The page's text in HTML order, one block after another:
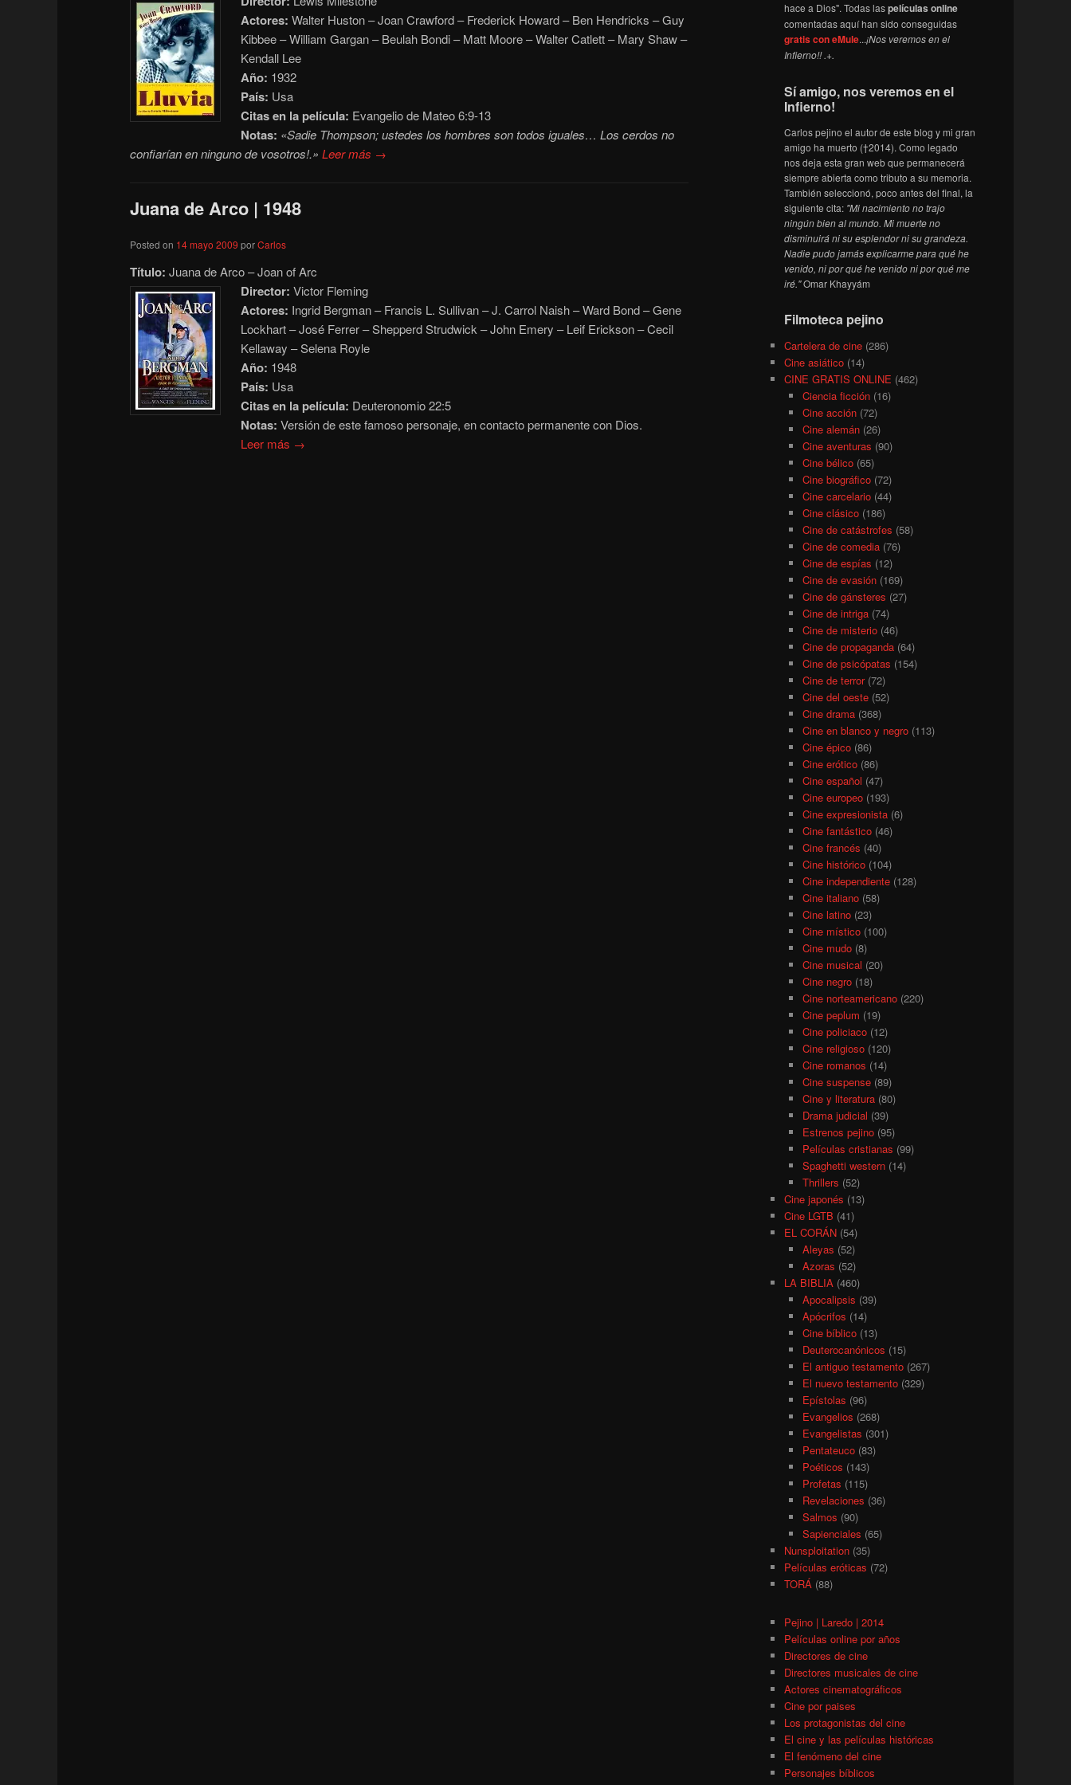
Actores: Walter Huston – Joan Crawford – Frederick Howard – Ben Hendricks – Guy
Kibbee – William Gargan – Beulah Bondi – Matt Moore – Walter Catlett – Mary Shaw –
Kendall Lee
Año: 1932
País: Usa
Citas en la película: Evangelio de Mateo 6:9-13
Notas: «Sadie Thompson; ustedes los hombres son todos iguales… Los cerdos no
confiarían en ninguno de vosotros!.»Leer más →
Juana de Arco | 1948
Posted on 14 mayo 2009 porCarlos
Título: Juana de Arco – Joan of Arc
Director: Victor Fleming
Actores: Ingrid Bergman – Francis L. Sullivan – J. Carrol Naish – Ward Bond – Gene
Lockhart – José Ferrer – Shepperd Strudwick – John Emery – Leif Erickson – Cecil
Kellaway – Selena Royle
Año: 1948
País: Usa
Citas en la película: Deuteronomio 22:5
Notas: Versión de este famoso personaje, en contacto permanente con Dios.
Leer más →
hace a Dios". Todas laspelículas online
comentadas aquí han sido conseguidas
gratis con eMule...¡Nos veremos en el
Infierno!! .+.
Sí amigo, nos veremos en el
Infierno!
Carlos pejino el autor de este blog y mi gran
amigo ha muerto (†2014). Como legado
nos deja esta gran web que permanecerá
siempre abierta como tributo a su memoria.
También seleccionó, poco antes del final, la
siguiente cita: "Mi nacimiento no trajo
ningún bien al mundo. Mi muerte no
disminuirá ni su esplendor ni su grandeza.
Nadie pudo jamás explicarme para qué he
venido, ni por qué he venido ni por qué me
iré."Omar Khayyám
Filmoteca pejino
Cartelera de cine (286)
Cine asiático (14)
CINE GRATIS ONLINE (462)
Ciencia ficción(16)
Cine acción(72)
Cine alemán(26)
Cine aventuras (90)
Cine bélico(65)
Cine biográfico(72)
Cine carcelario(44)
Cine clásico(186)
Cine de catástrofes (58)
Cine de comedia(76)
Cine de espías (12)
Cine de evasión(169)
Cine de gánsteres (27)
Cine de intriga(74)
Cine de misterio(46)
Cine de propaganda(64)
Cine de psicópatas (154)
Cine de terror(72)
Cine del oeste(52)
Cine drama(368)
Cine en blanco y negro(113)
Cine épico(86)
Cine erótico(86)
Cine español (47)
Cine europeo(193)
Cine expresionista(6)
Cine fantástico(46)
Cine francés (40)
Cine histórico(104)
Cine independiente(128)
Cine italiano(58)
Cine latino(23)
Cine místico(100)
Cine mudo(8)
Cine musical (20)
Cine negro(18)
Cine norteamericano(220)
Cine peplum (19)
Cine policiaco(12)
Cine religioso(120)
Cine romanos (14)
Cine suspense(89)
Cine y literatura(80)
Drama judicial (39)
Estrenos pejino(95)
Películas cristianas (99)
Spaghetti western(14)
Thrillers (52)
Cine japonés (13)
Cine LGTB (41)
EL CORÁN (54)
Aleyas (52)
Azoras (52)
LA BIBLIA (460)
Apocalipsis (39)
Apócrifos (14)
Cine bíblico(13)
Deuterocanónicos (15)
El antiguo testamento(267)
El nuevo testamento(329)
Epístolas (96)
Evangelios (268)
Evangelistas (301)
Pentateuco(83)
Poéticos (143)
Profetas (115)
Revelaciones (36)
Salmos (90)
Sapienciales (65)
Nunsploitation (35)
Películas eróticas (72)
TORÁ (88)
Pejino | Laredo | 2014
Películas online por años
Directores de cine
Directores musicales de cine
Actores cinematográficos
Cine por paises
Los protagonistas del cine
El cine y las películas históricas
El fenómeno del cine
Personajes bíblicos